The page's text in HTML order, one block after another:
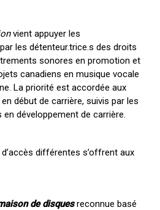
vient appuyer les
les détenteur.trice.s des droits
sonores en promotion et
canadiens en musique vocale
La priorité est accordée aux
début de carrière, suivis par les
développement de carrière.
différentes s’offrent aux
de disquesreconnue basé